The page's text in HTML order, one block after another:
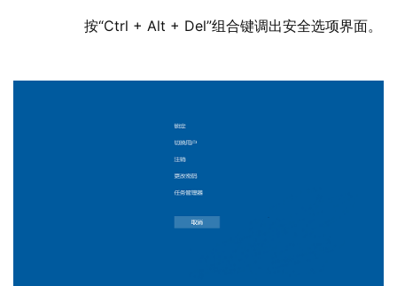
  	按“Ctrl + Alt + Del”组合键调出安全选项界面。